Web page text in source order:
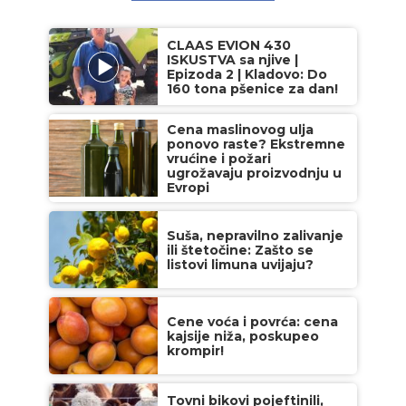
CLAAS EVION 430
ISKUSTVA sa njive |
Epizoda 2 | Kladovo: Do
160 tona pšenice za dan!
Cena maslinovog ulja
ponovo raste? Ekstremne
vrućine i požari
ugrožavaju proizvodnju u
Evropi
Suša, nepravilno zalivanje
ili štetočine: Zašto se
listovi limuna uvijaju?
Cene voća i povrća: cena
kajsije niža, poskupeo
krompir!
Tovni bikovi pojeftinili,